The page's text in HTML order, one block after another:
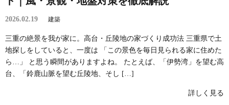
2026.02.19 建築
三重の絶景を我が家に。高台・丘陵地の家づくり成功法 三重県で土
地探しをしていると、一度は 「この景色を毎日見られる家に住めた
ら…」 と思う瞬間がありますよね。 たとえば、「伊勢湾」を望む高
台、「鈴鹿山脈を望む丘陵地、そし […]
詳しく見る